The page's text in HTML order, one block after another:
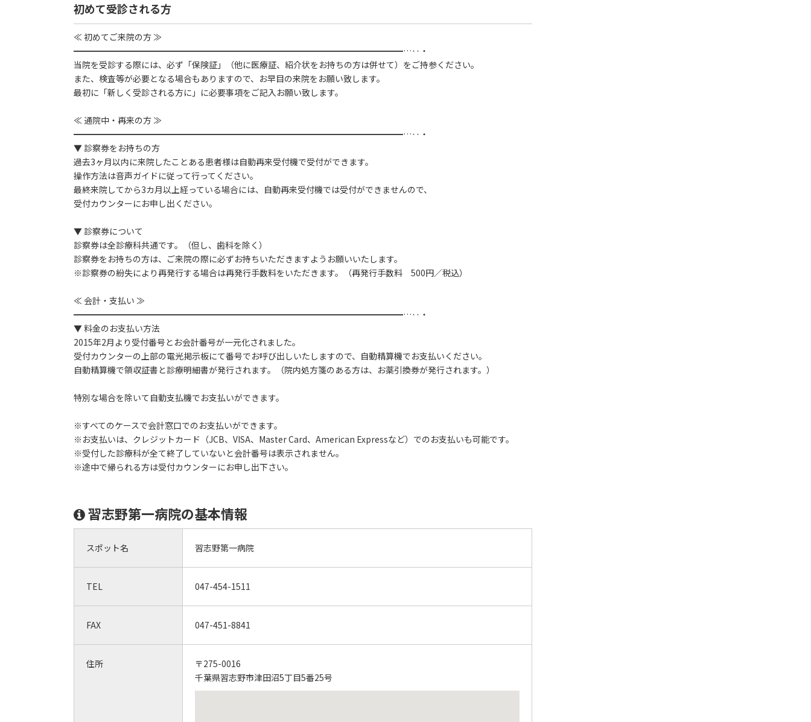
初めて受診される方
≪ 初めてご来院の方 ≫
━━━━━━━━━━━━━━━━━━━━━━━━━━━━━━━━━━━━━━━…‥・
当院を受診する際には、必ず「保険証」（他に医療証、紹介状をお持ちの方は併せて）をご持参ください。
また、検査等が必要となる場合もありますので、お早目の来院をお願い致します。
最初に「新しく受診される方に」に必要事項をご記入お願い致します。
≪ 通院中・再来の方 ≫
━━━━━━━━━━━━━━━━━━━━━━━━━━━━━━━━━━━━━━━…‥・
▼ 診察券をお持ちの方
過去3ヶ月以内に来院したことある患者様は自動再来受付機で受付ができます。
操作方法は音声ガイドに従って行ってください。
最終来院してから3カ月以上経っている場合には、自動再来受付機では受付ができませんので、
受付カウンターにお申し出ください。
▼ 診察券について
診察券は全診療科共通です。（但し、歯科を除く）
診察券をお持ちの方は、ご来院の際に必ずお持ちいただきますようお願いいたします。
※診察券の紛失により再発行する場合は再発行手数料をいただきます。（再発行手数料 500円／税込）
≪ 会計・支払い ≫
━━━━━━━━━━━━━━━━━━━━━━━━━━━━━━━━━━━━━━━…‥・
▼ 料金のお支払い方法
2015年2月より受付番号とお会計番号が一元化されました。
受付カウンターの上部の電光掲示板にて番号でお呼び出しいたしますので、自動精算機でお支払いください。
自動精算機で領収証書と診療明細書が発行されます。（院内処方箋のある方は、お薬引換券が発行されます。）
特別な場合を除いて自動支払機でお支払いができます。
※すべてのケースで会計窓口でのお支払いができます。
※お支払いは、クレジットカード（JCB、VISA、Master Card、American Expressなど）でのお支払いも可能です。
※受付した診療科が全て終了していないと会計番号は表示されません。
※途中で帰られる方は受付カウンターにお申し出下さい。
習志野第一病院の基本情報
スポット名 習志野第一病院
TEL 047-454-1511
FAX 047-451-8841
住所
〒275-0016
千葉県習志野市津田沼5丁目5番25号